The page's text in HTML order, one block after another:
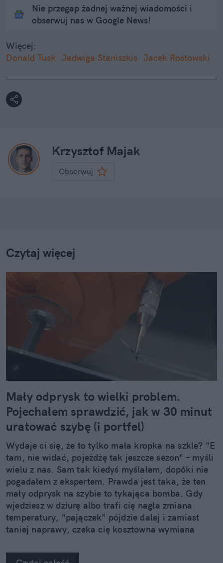
Nie przegap żadnej ważnej wiadomości i
obserwuj nas w Google News!
Więcej:
Donald Tusk Jadwiga Staniszkis Jacek Rostowski
Krzysztof Majak
Obserwuj
Czytaj więcej
Mały odprysk to wielki problem.
Pojechałem sprawdzić, jak w 30 minut
uratować szybę (i portfel)
Wydaje ci się, że to tylko mała kropka na szkle? "E
tam, nie widać, pojeżdżę tak jeszcze sezon" – myśli
wielu z nas. Sam tak kiedyś myślałem, dopóki nie
pogadałem z ekspertem. Prawda jest taka, że ten
mały odprysk na szybie to tykająca bomba. Gdy
wjedziesz w dziurę albo trafi cię nagła zmiana
temperatury, "pajączek" pójdzie dalej i zamiast
taniej naprawy, czeka cię kosztowna wymiana
na własne oczy zobaczyć, jak profesjonaliści radzą